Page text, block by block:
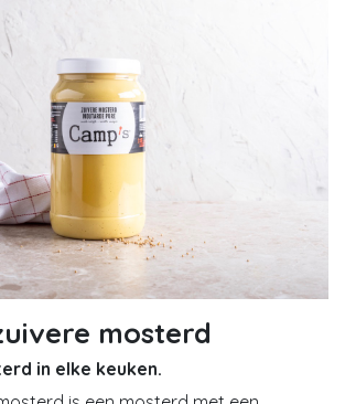
mosterd
in elke keuken.